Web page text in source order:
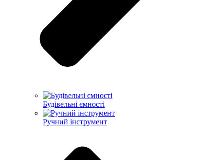
Будівельні ємності
Ручний інструмент